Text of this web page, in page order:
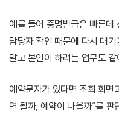
예를 들어 증명발급은 빠른데
담당자 확인 때문에 다시 대
말고 본인이 하려는 업무도
예약문자가 있다면 조회 화면
면 될까, 예약이 나을까”를 판